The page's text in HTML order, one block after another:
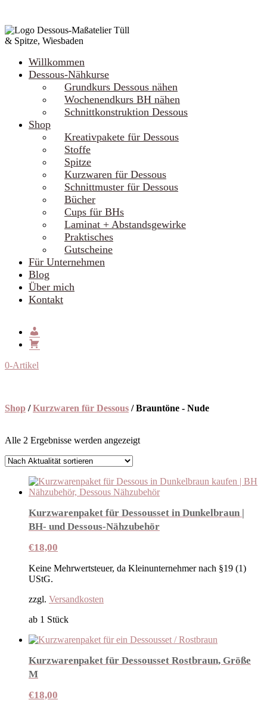
Willkommen
Dessous-Nähkurse
Grundkurs Dessous nähen
Wochenendkurs BH nähen
Schnittkonstruktion Dessous
Shop
Kreativpakete für Dessous
Stoffe
Spitze
Kurzwaren für Dessous
Schnittmuster für Dessous
Bücher
Cups für BHs
Laminat + Abstandsgewirke
Praktisches
Gutscheine
Für Unternehmen
Blog
Über mich
Kontakt
0-Artikel
Shop /Kurzwaren für Dessous / Brauntöne - Nude
Alle 2 Ergebnisse werden angezeigtNach
Kurzwarenpaket für Dessousset in Dunkelbraun |
BH- und Dessous-Nähzubehör
€18,00
Keine Mehrwertsteuer, da Kleinunternehmer nach §19 (1)
UStG.
zzgl. Versandkosten
ab 1 Stück
Kurzwarenpaket für Dessousset Rostbraun, Größe
M
€18,00